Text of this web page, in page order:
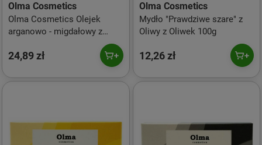
Olma Cosmetics
Olma Cosmetics Olejek
arganowo - migdałowy z
Przeciwzmarszczkowy 50ml
24,89 zł
Olma Cosmetics
Mydło "Prawdziwe szare" z
Oliwy z Oliwek 100g
12,26 zł